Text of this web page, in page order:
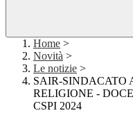
Home >
Novità >
Le notizie >
SAIR-SINDACATO
RELIGIONE -
CSPI 2024